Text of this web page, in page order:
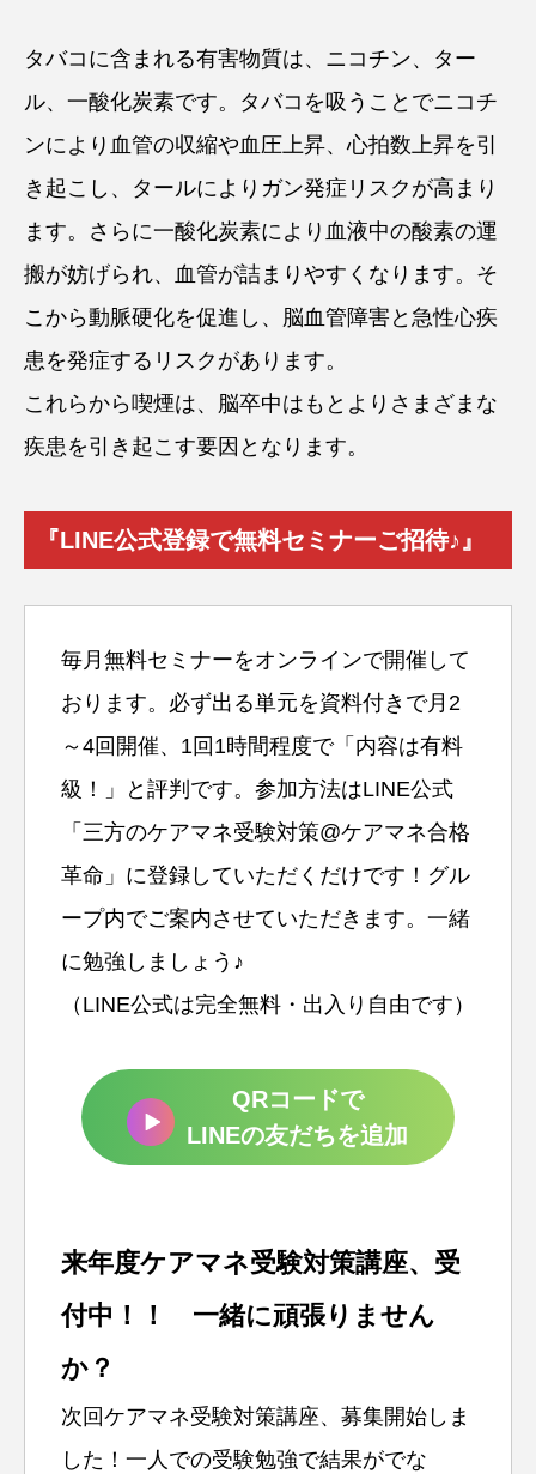
タバコに含まれる有害物質は、ニコチン、ター
ル、一酸化炭素です。タバコを吸うことでニコチ
ンにより血管の収縮や血圧上昇、心拍数上昇を引
き起こし、タールによりガン発症リスクが高まり
ます。さらに一酸化炭素により血液中の酸素の運
搬が妨げられ、血管が詰まりやすくなります。そ
こから動脈硬化を促進し、脳血管障害と急性心疾
患を発症するリスクがあります。
これらから喫煙は、脳卒中はもとよりさまざまな
疾患を引き起こす要因となります。
『LINE公式登録で無料セミナーご招待♪』
毎月無料セミナーをオンラインで開催して
おります。必ず出る単元を資料付きで月2
～4回開催、1回1時間程度で「内容は有料
級！」と評判です。参加方法はLINE公式
「三方のケアマネ受験対策@ケアマネ合格
革命」に登録していただくだけです！グル
ープ内でご案内させていただきます。一緒
に勉強しましょう♪
（LINE公式は完全無料・出入り自由です）
QRコードで
LINEの友だちを追加
来年度ケアマネ受験対策講座、受
付中！！ 一緒に頑張りません
か？
次回ケアマネ受験対策講座、募集開始しま
した！一人での受験勉強で結果がでな